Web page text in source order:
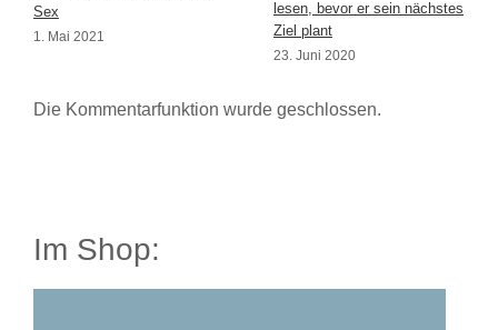
Sex
1. Mai 2021
lesen, bevor er sein nächstes
Ziel plant
23. Juni 2020
Die Kommentarfunktion wurde geschlossen.
Im Shop: